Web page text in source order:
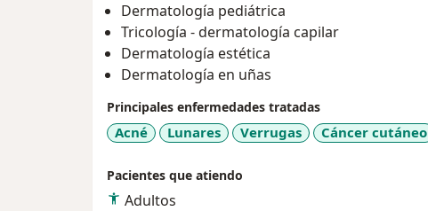
Dermatología pediátrica
Tricología - dermatología capilar
Dermatología estética
Dermatología en uñas
Principales enfermedades tratadas
Acné Lunares Verrugas Cáncer cutáneo
Pacientes que atiendo
Adultos